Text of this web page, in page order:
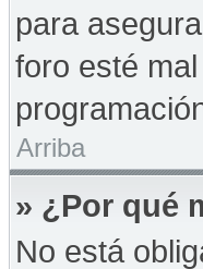
para
foro esté
Arriba
» ¿Por qué
No está